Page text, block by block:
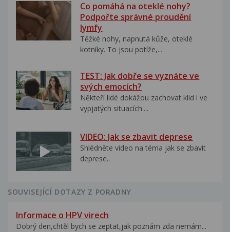
Co pomáhá na oteklé nohy?
Podpořte správné proudění
lymfy
Těžké nohy, napnutá kůže, oteklé
kotníky. To jsou potíže,...
TEST: Jak dobře se vyznáte ve
svých emocích?
Někteří lidé dokážou zachovat klid i ve
vypjatých situacích....
VIDEO: Jak se zbavit deprese
Shlédněte video na téma jak se zbavit
deprese..
SOUVISEJÍCÍ DOTAZY Z PORADNY
Informace o HPV virech
Dobrý den,chtěl bych se zeptat,jak poznám zda nemám...